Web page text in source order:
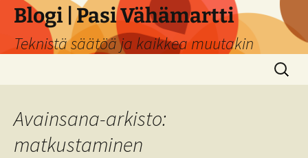
Siirry
sisältöön
Blogi | Pasi Vähämartti
Teknistä säätöä ja kaikkea muutakin
Haku:
Avainsana-arkisto:
matkustaminen